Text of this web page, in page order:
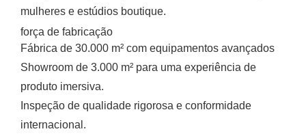
mulheres e estúdios boutique.
força de fabricação
Fábrica de 30.000 m² com equipamentos avançados
Showroom de 3.000 m² para uma experiência de
produto imersiva.
Inspeção de qualidade rigorosa e conformidade
internacional.